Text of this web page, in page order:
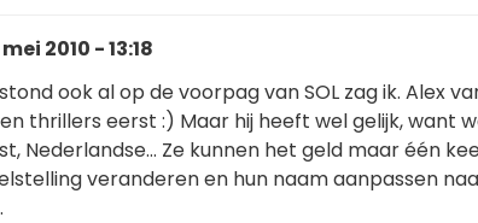
2010 - 13:18
ook al op de voorpag van SOL zag ik. Alex
thrillers eerst :) Maar hij heeft wel gelijk, want
Nederlandse... Ze kunnen het geld maar één
veranderen en hun naam aanpassen